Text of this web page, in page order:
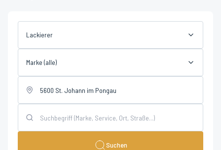
Lackierer
Marke (alle)
Suchen